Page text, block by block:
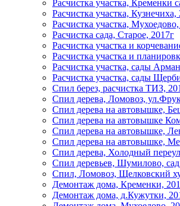
Расчистка участка, Кременки
Расчистка участка, Кузнечиха,
Расчистка участка,
Расчистка сада, Старое, 2017г
Расчистка участка и
Расчистка участка и
Расчистка участка, сады
Расчистка участка, сады
Спил берез, расчистка ТИЗ,
Спил дерева, Ломовоз,
Спил дерева на автовышке,
Спил дерева на автовышке
Спил дерева на автовышке,
Спил дерева на автовышке,
Спил дерева, Холодный
Спил деревьев, Шумилово,
Спил, Ломовоз, Щелковский
Демонтаж дома, Кременки,
Демонтаж дома, д.Кужутки,